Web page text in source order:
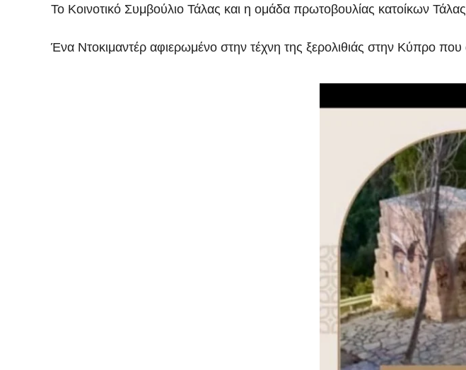
Το Κοινοτικό Συμβούλιο Τάλας και η ομάδα πρωτοβουλίας κατοίκων
Ένα Ντοκιμαντέρ αφιερωμένο στην τέχνη της ξερολιθιάς στην Κύπρο